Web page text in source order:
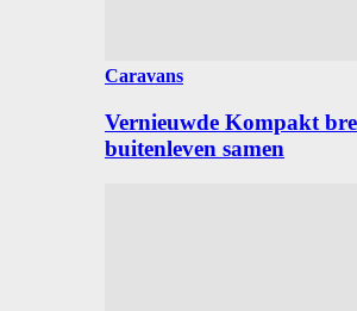
Caravans
Vernieuwde Kompakt
buitenleven samen